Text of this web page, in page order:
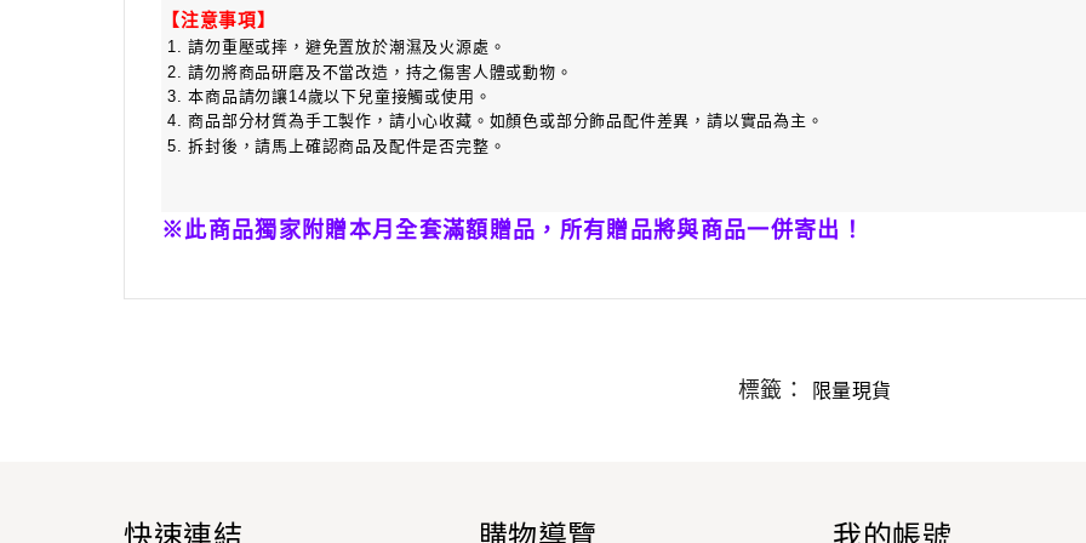
【注意事項】
1. 請勿重壓或摔 ， 避免置放於潮濕及火源處。
2. 請勿將商品研磨及不當改造 ， 持之傷害人體或動物。
3. 本商品請勿讓14歲以下兒童接觸或使用。
4. 商品部分材質為手工製作 ， 請小心收藏。 如顏色或部分飾品配件差異，請以實品為主。
5. 拆封後 ，請馬上確認商品及配件是否完整 。
※此商品獨家附贈本月全套滿額贈品，所有贈品將與商品一併寄出！
標籤： 限量現貨